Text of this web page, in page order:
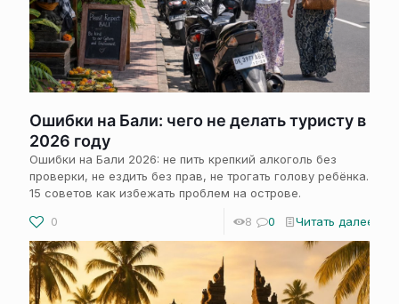
Ошибки на Бали: чего не делать туристу в
2026 году
Ошибки на Бали 2026: не пить крепкий алкоголь без
проверки, не ездить без прав, не трогать голову ребёнка.
15 советов как избежать проблем на острове.
0
8 0 Читать далее